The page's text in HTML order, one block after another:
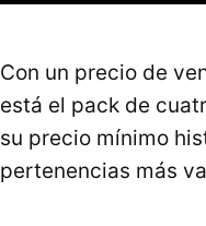
Con un precio de
está el pack de
su precio mínimo
pertenencias más